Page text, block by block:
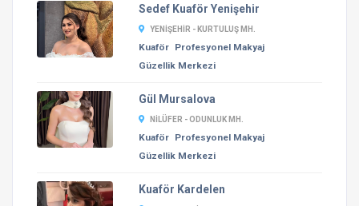
Sedef Kuaför Yenişehir
YENIŞEHIR - KURTULUŞ MH.
Kuaför Profesyonel Makyaj
Güzellik Merkezi
Gül Mursalova
NILÜFER - ODUNLUK MH.
Kuaför Profesyonel Makyaj
Güzellik Merkezi
Kuaför Kardelen